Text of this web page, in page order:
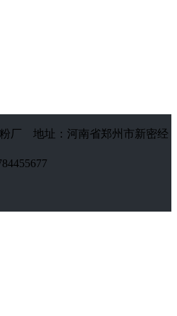
厂 地址：河南省郑州市新密经